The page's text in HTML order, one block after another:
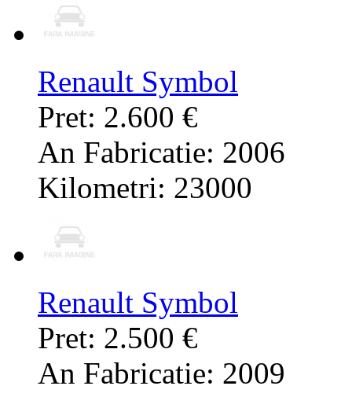
Renault Symbol
Pret: 2.600 €
An Fabricatie: 2006
Kilometri: 23000
Renault Symbol
Pret: 2.500 €
An Fabricatie: 2009